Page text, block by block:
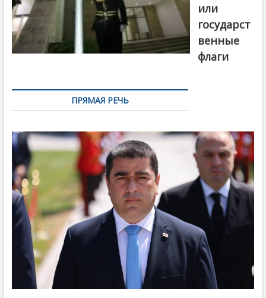
или
государст
венные
флаги
ПРЯМАЯ РЕЧЬ